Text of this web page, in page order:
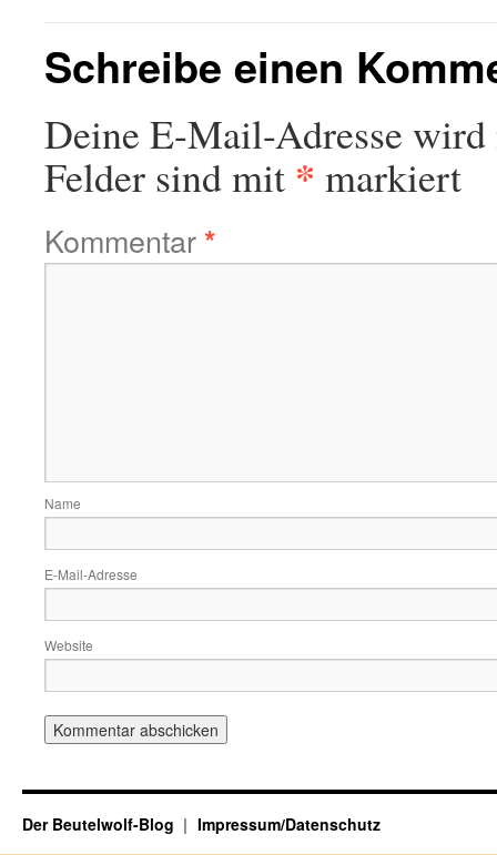
Schreibe einen
Deine E-Mail-Adresse
Felder sind mit * markiert
Kommentar*
Name
E-Mail-Adresse
Website
Der Beutelwolf-Blog Impressum/Datenschutz